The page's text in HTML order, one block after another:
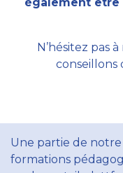
N’hésitez pas
conseillons
Une partie de
formations